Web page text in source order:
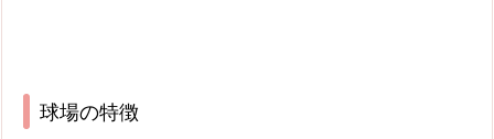
球場の特徴